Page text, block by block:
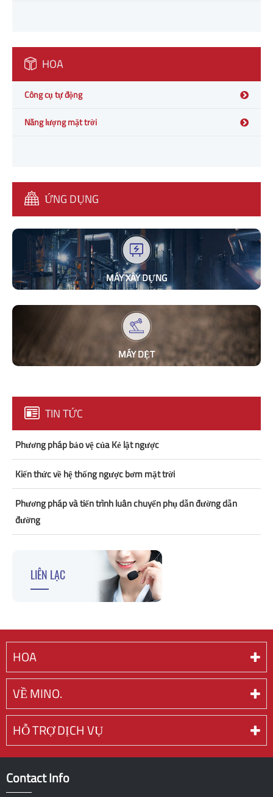
HOA
Công cụ tự động
Năng lượng mặt trời
ỨNG DỤNG
MÁY XÂY DỰNG
MÁY DỆT
TIN TỨC
Phương pháp bảo vệ của Kẻ lật ngược
Kiến thức về hệ thống ngược bơm mặt trời
Phương pháp và tiến trình luân chuyển phụ dẫn đường dẫn
đường
LIÊN LẠC
HOA
VỀ MINO.
HỖ TRỢ DỊCH VỤ
Contact Info